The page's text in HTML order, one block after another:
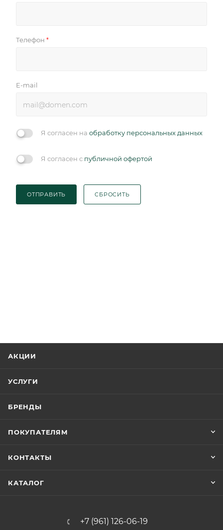
Телефон *
E-mail
Я согласен на обработку персональных данных
Я согласен с публичной офертой
ОТПРАВИТЬ СБРОСИТЬ
АКЦИИ
УСЛУГИ
БРЕНДЫ
ПОКУПАТЕЛЯМ
КОНТАКТЫ
КАТАЛОГ
+7 (961) 126-06-19